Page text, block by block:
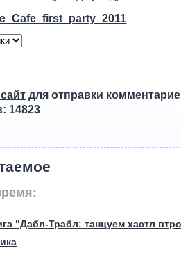
для отправки
14823
"Дабл-Трабл: танцуем хастл